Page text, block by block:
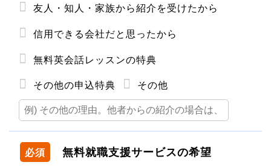
友人・知人・家族から紹介を受けたから
信用できる会社だと思ったから
無料英会話レッスンの特典
その他の申込特典
その他
必須 無料就職支援サービスの希望